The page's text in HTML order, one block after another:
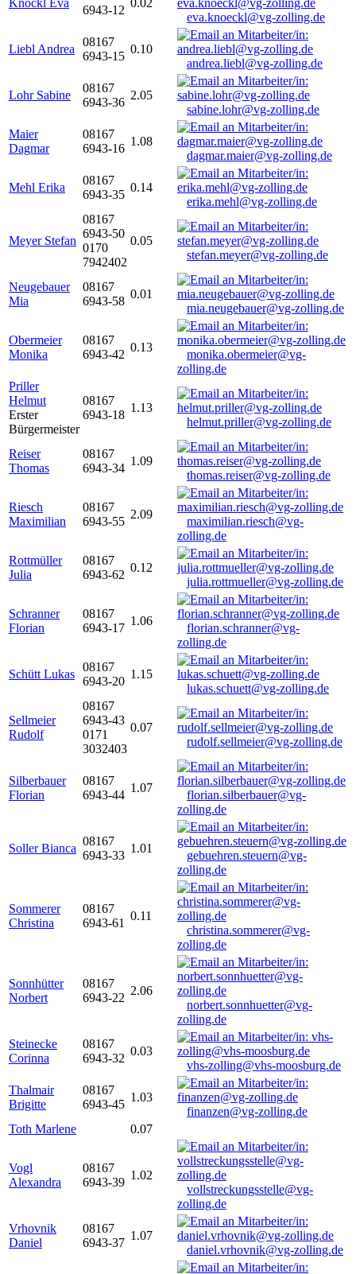
Knöckl Eva
6943-12
0.02
eva.knoeckl@vg-zolling.de
Liebl Andrea
08167
6943-15
0.10
andrea.liebl@vg-zolling.de
Lohr Sabine
08167
6943-36
2.05
sabine.lohr@vg-zolling.de
Maier
Dagmar
08167
6943-16
1.08
dagmar.maier@vg-zolling.de
Mehl Erika
08167
6943-35
0.14
erika.mehl@vg-zolling.de
Meyer Stefan
08167
6943-50
0170
7942402
0.05
stefan.meyer@vg-zolling.de
Neugebauer
Mia
08167
6943-58
0.01
mia.neugebauer@vg-zolling.de
Obermeier
Monika
08167
6943-42
0.13
monika.obermeier@vg-
zolling.de
Priller
Helmut
Erster
Bürgermeister
08167
6943-18
1.13
helmut.priller@vg-zolling.de
Reiser
Thomas
08167
6943-34
1.09
thomas.reiser@vg-zolling.de
Riesch
Maximilian
08167
6943-55
2.09
maximilian.riesch@vg-
zolling.de
Rottmüller
Julia
08167
6943-62
0.12
julia.rottmueller@vg-zolling.de
Schranner
Florian
08167
6943-17
1.06
florian.schranner@vg-
zolling.de
Schütt Lukas
08167
6943-20
1.15
lukas.schuett@vg-zolling.de
Sellmeier
Rudolf
08167
6943-43
0171
3032403
0.07
rudolf.sellmeier@vg-zolling.de
Silberbauer
Florian
08167
6943-44
1.07
florian.silberbauer@vg-
zolling.de
Soller Bianca
08167
6943-33
1.01
gebuehren.steuern@vg-
zolling.de
Sommerer
Christina
08167
6943-61
0.11
christina.sommerer@vg-
zolling.de
Sonnhütter
Norbert
08167
6943-22
2.06
norbert.sonnhuetter@vg-
zolling.de
Steinecke
Corinna
08167
6943-32
0.03
vhs-zolling@vhs-moosburg.de
Thalmair
Brigitte
08167
6943-45
1.03
finanzen@vg-zolling.de
Toth Marlene
0.07
Vogl
Alexandra
08167
6943-39
1.02
vollstreckungsstelle@vg-
zolling.de
Vrhovnik
Daniel
08167
6943-37
1.07
daniel.vrhovnik@vg-zolling.de